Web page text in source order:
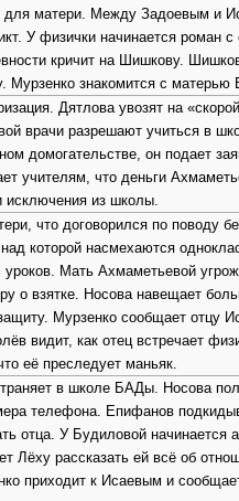
для матери. Между Задоевым и
У физички начинается роман
кричит на Шишкову.
Мурзенко знакомится с матерью
Дятлова увозят на
врачи разрешают учиться в
домогательстве, он подает
учителям, что деньги
исключения из школы.
что договорился по поводу
которой насмехаются
уроков. Мать Ахмаметьевой
о взятке. Носова навещает
Мурзенко сообщает отцу
видит, как отец встречает
её преследует маньяк.
в школе БАДы. Носова
телефона. Епифанов
отца. У Будиловой начинается
Лёху рассказать ей всё об
приходит к Исаевым и